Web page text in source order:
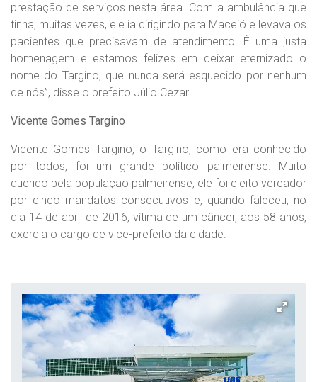
prestação de serviços nesta área. Com a ambulância que
tinha, muitas vezes, ele ia dirigindo para Maceió e levava os
pacientes que precisavam de atendimento. É uma justa
homenagem e estamos felizes em deixar eternizado o
nome do Targino, que nunca será esquecido por nenhum
de nós”, disse o prefeito Júlio Cezar.
Vicente Gomes Targino
Vicente Gomes Targino, o Targino, como era conhecido
por todos, foi um grande político palmeirense. Muito
querido pela população palmeirense, ele foi eleito vereador
por cinco mandatos consecutivos e, quando faleceu, no
dia 14 de abril de 2016, vítima de um câncer, aos 58 anos,
exercia o cargo de vice-prefeito da cidade.